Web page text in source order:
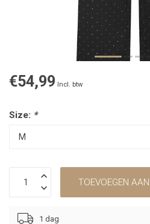
€54,99 Incl. btw
Size: *
TOEVOEGEN
1 dag